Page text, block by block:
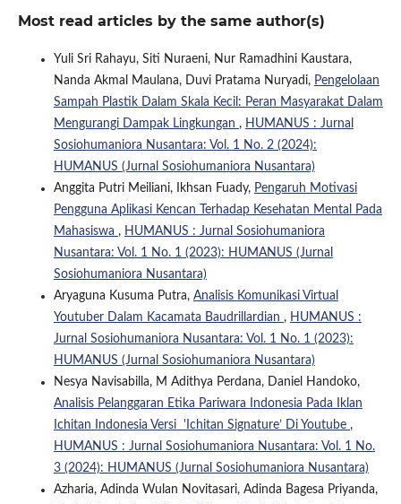
Most read articles by the same author(s)
Yuli Sri Rahayu, Siti Nuraeni, Nur Ramadhini Kaustara,
Nanda Akmal Maulana, Duvi Pratama Nuryadi, Pengelolaan
Sampah Plastik Dalam Skala Kecil: Peran Masyarakat Dalam
Mengurangi Dampak Lingkungan , HUMANUS : Jurnal
Sosiohumaniora Nusantara: Vol. 1 No. 2 (2024):
HUMANUS (Jurnal Sosiohumaniora Nusantara)
Anggita Putri Meiliani, Ikhsan Fuady, Pengaruh Motivasi
Pengguna Aplikasi Kencan Terhadap Kesehatan Mental Pada
Mahasiswa , HUMANUS : Jurnal Sosiohumaniora
Nusantara: Vol. 1 No. 1 (2023): HUMANUS (Jurnal
Sosiohumaniora Nusantara)
Aryaguna Kusuma Putra, Analisis Komunikasi Virtual
Youtuber Dalam Kacamata Baudrillardian , HUMANUS :
Jurnal Sosiohumaniora Nusantara: Vol. 1 No. 1 (2023):
HUMANUS (Jurnal Sosiohumaniora Nusantara)
Nesya Navisabilla, M Adithya Perdana, Daniel Handoko,
Analisis Pelanggaran Etika Pariwara Indonesia Pada Iklan
Ichitan Indonesia Versi 'Ichitan Signature’ Di Youtube ,
HUMANUS : Jurnal Sosiohumaniora Nusantara: Vol. 1 No.
3 (2024): HUMANUS (Jurnal Sosiohumaniora Nusantara)
Azharia, Adinda Wulan Novitasari, Adinda Bagesa Priyanda,